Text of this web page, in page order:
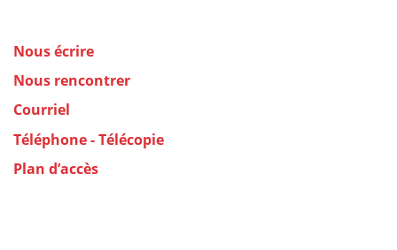
Nous écrire
Nous rencontrer
Courriel
Téléphone - Télécopie
Plan d’accès